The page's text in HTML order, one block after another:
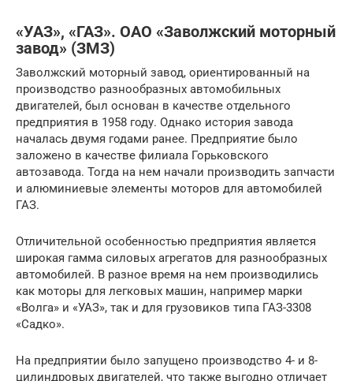
«УАЗ», «ГАЗ». ОАО «Заволжский моторный
завод» (ЗМЗ)
Заволжский моторный завод, ориентированный на
производство разнообразных автомобильных
двигателей, был основан в качестве отдельного
предприятия в 1958 году. Однако история завода
началась двумя годами ранее. Предприятие было
заложено в качестве филиала Горьковского
автозавода. Тогда на нем начали производить запчасти
и алюминиевые элементы моторов для автомобилей
ГАЗ.
Отличительной особенностью предприятия является
широкая гамма силовых агрегатов для разнообразных
автомобилей. В разное время на нем производились
как моторы для легковых машин, например марки
«Волга» и «УАЗ», так и для грузовиков типа ГАЗ-3308
«Садко».
На предприятии было запущено производство 4- и 8-
цилиндровых двигателей, что также выгодно отличает